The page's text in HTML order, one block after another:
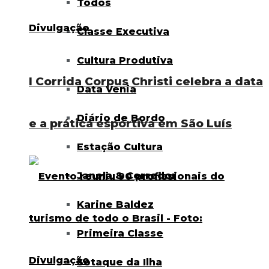
Todos
Classe Executiva
Cultura Produtiva
Data Venia
Diário de Bordo
Estação Cultura
Janela & Corredor
Karine Baldez
Primeira Classe
Sotaque da Ilha
I Corrida Corpus Christi celebra a data
e a prática esportiva em São Luís